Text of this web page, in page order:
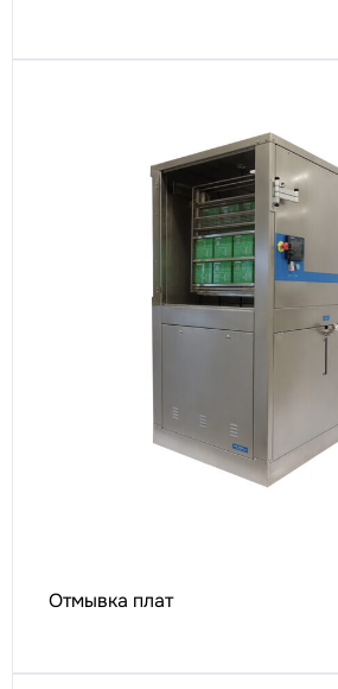
Отмывка плат